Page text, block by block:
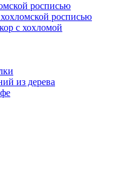
росписью
росписью
с хохломой
из дерева